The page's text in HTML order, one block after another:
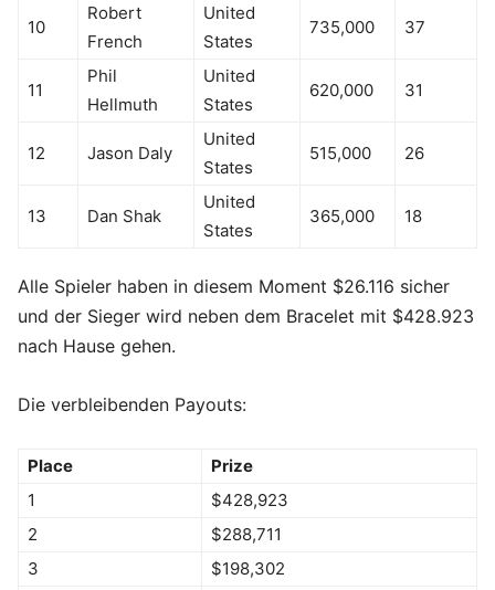
10
Robert
French
United
States
735,000 37
11
Phil
Hellmuth
United
States
620,000 31
12 Jason Daly
United
States
515,000 26
13 Dan Shak
United
States
365,000 18
Alle Spieler haben in diesem Moment $26.116 sicher
und der Sieger wird neben dem Bracelet mit $428.923
nach Hause gehen.
Die verbleibenden Payouts:
Place
Prize
1
$428,923
2
$288,711
3
$198,302